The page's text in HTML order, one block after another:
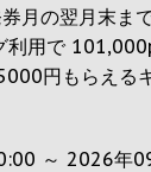
月の翌月末ま
利用で
円もらえる
～ 2026年